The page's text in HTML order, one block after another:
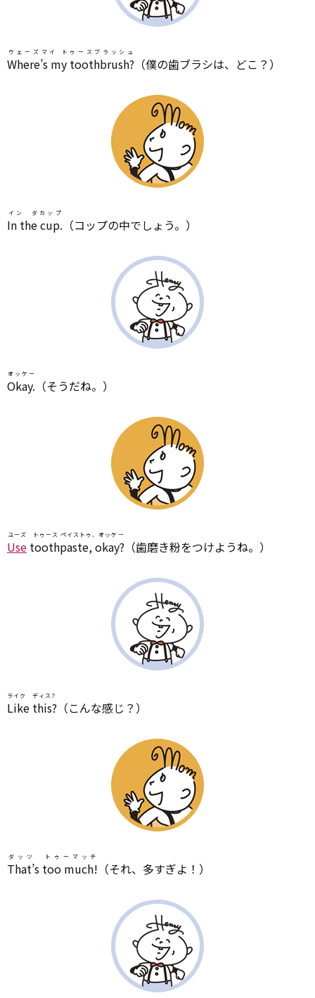
Where’s my toothbrush?
ウェーズマイ トゥースブラッシュ
（僕の歯ブラシは、どこ？）
In the cup.
イン ダカップ
（コップの中でしょう。）
Okay.
オッケー
（そうだね。）
Use toothpaste, okay?
ユーズ トゥース ペイストゥ、オッケー
（歯磨き粉をつけようね。）
Like this?
ライク ディス？
（こんな感じ？）
That’s too much!
ダッツ トゥーマッチ
（それ、多すぎよ！）